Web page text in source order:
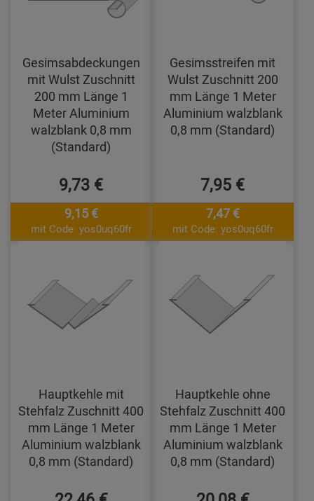
Gesimsabdeckungen
mit Wulst Zuschnitt
200 mm Länge 1
Meter Aluminium
walzblank 0,8 mm
(Standard)
9,73 €
9,15 €
mit Code: yos0uq60fr
Gesimsstreifen mit
Wulst Zuschnitt 200
mm Länge 1 Meter
Aluminium walzblank
0,8 mm (Standard)
7,95 €
7,47 €
mit Code: yos0uq60fr
Hauptkehle mit
Stehfalz Zuschnitt 400
mm Länge 1 Meter
Aluminium walzblank
0,8 mm (Standard)
Hauptkehle ohne
Stehfalz Zuschnitt 400
mm Länge 1 Meter
Aluminium walzblank
0,8 mm (Standard)